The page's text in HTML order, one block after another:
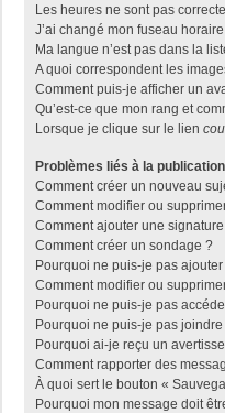
Les heures ne sont pas
J’ai changé mon fuseau
Ma langue n’est pas dans la
A quoi correspondent les
Comment puis-je afficher un
Qu’est-ce que mon rang et
Lorsque je clique sur le lien
Problèmes liés à la
Comment créer un nouveau
Comment modifier ou
Comment ajouter une
Comment créer un sondage ?
Pourquoi ne puis-je pas
Comment modifier ou
Pourquoi ne puis-je pas
Pourquoi ne puis-je pas
Pourquoi ai-je reçu un
Comment rapporter des
À quoi sert le bouton «
Pourquoi mon message doit